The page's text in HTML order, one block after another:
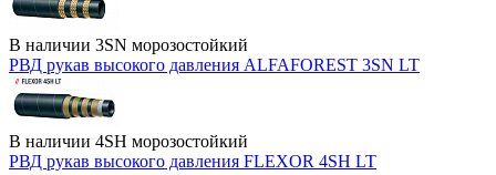
В наличии 3SN морозостойкий
РВД рукав высокого давления ALFAFOREST 3SN LT
В наличии 4SH морозостойкий
РВД рукав высокого давления FLEXOR 4SH LT